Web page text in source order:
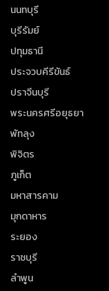
นนทบุรี
บุรีรัมย์
ปทุมธานี
ประจวบคีรีขันธ์
ปราจีนบุรี
พระนครศรีอยุธยา
พัทลุง
พิจิตร
ภูเก็ต
มหาสารคาม
มุกดาหาร
ระยอง
ราชบุรี
ลำพูน